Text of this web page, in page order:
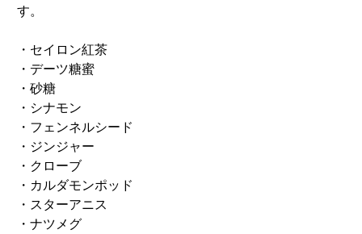
す。
・セイロン紅茶
・デーツ糖蜜
・砂糖
・シナモン
・フェンネルシード
・ジンジャー
・クローブ
・カルダモンポッド
・スターアニス
・ナツメグ